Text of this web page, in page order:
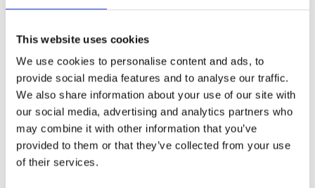
This website uses cookies
We use cookies to personalise content and ads, to
provide social media features and to analyse our traffic.
We also share information about your use of our site with
our social media, advertising and analytics partners who
may combine it with other information that you’ve
provided to them or that they’ve collected from your use
of their services.
Namn*
E-postadress*